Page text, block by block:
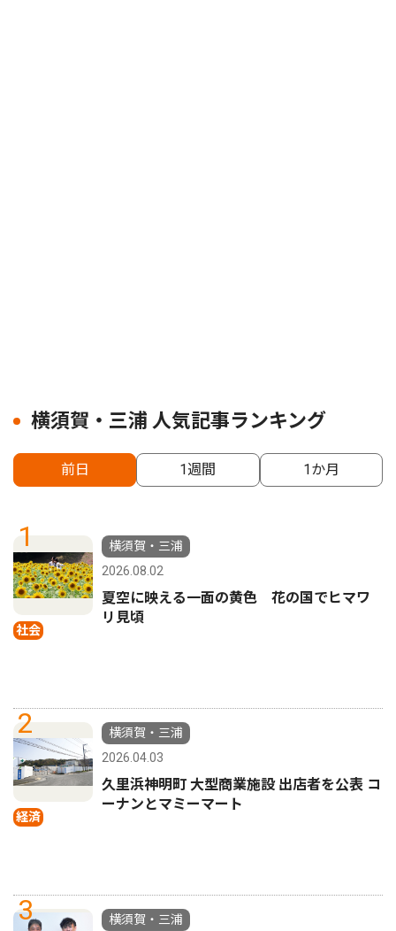
横須賀・三浦 人気記事ランキング
前日 1週間 1か月
1
社会
横須賀・三浦
2026.08.02
夏空に映える一面の黄色 花の国でヒマワ
リ見頃
2
経済
横須賀・三浦
2026.04.03
久里浜神明町 大型商業施設 出店者を公表 コ
ーナンとマミーマート
3
横須賀・三浦